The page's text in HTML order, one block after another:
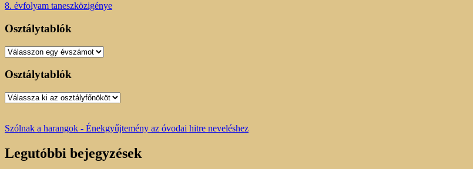
8. évfolyam taneszközigénye
Osztálytablók
Osztálytablók
Osztálytablók
Osztálytablók
Szólnak a harangok - Énekgyűjtemény az óvodai hitre neveléshez
Legutóbbi bejegyzések